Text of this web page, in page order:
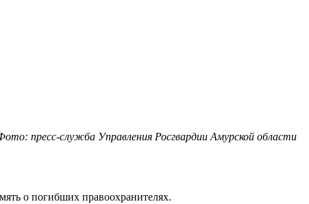
пресс-служба Управления Росгвардии Амурской области
о погибших правоохранителях.